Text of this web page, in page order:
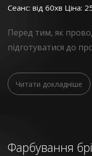
Сеанс: від 60хв Ціна:
Перед тим, як
підготуватися до
Читати докладніше
Фарбування